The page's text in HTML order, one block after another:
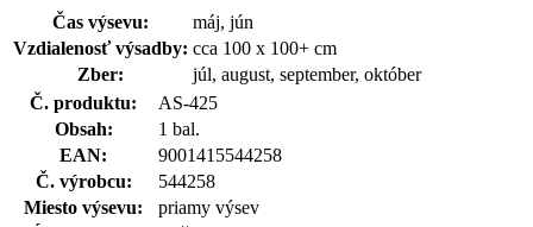
Čas výsevu:
máj, jún
Vzdialenosť výsadby: cca 100 x 100+ cm
Zber:
júl, august, september, október
Č. produktu:
AS-425
Obsah:
1 bal.
EAN:
9001415544258
Č. výrobcu:
544258
Miesto výsevu:
priamy výsev